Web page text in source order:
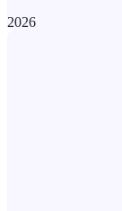
2026